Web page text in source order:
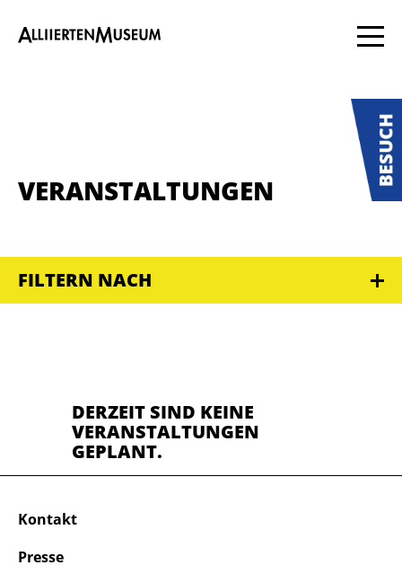
VERANSTALTUNGEN
FILTERN NACH
DERZEIT SIND KEINE
VERANSTALTUNGEN
GEPLANT.
Kontakt
Presse